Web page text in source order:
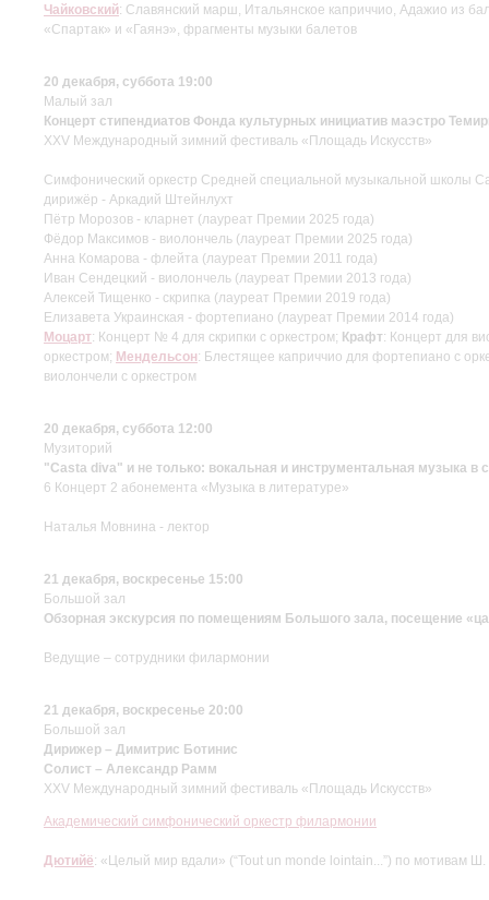
Чайковский: Славянский марш, Итальянское каприччио, Адажио из
«Спартак» и «Гаянэ», фрагменты музыки балетов
20 декабря, суббота 19:00
Малый зал
Концерт стипендиатов Фонда культурных инициатив маэстро
XXV Международный зимний фестиваль «Площадь Искусств»
Симфонический оркестр Средней специальной музыкальной школы
дирижёр - Аркадий Штейнлухт
Пётр Морозов - кларнет (лауреат Премии 2025 года)
Фёдор Максимов - виолончель (лауреат Премии 2025 года)
Анна Комарова - флейта (лауреат Премии 2011 года)
Иван Сендецкий - виолончель (лауреат Премии 2013 года)
Алексей Тищенко - скрипка (лауреат Премии 2019 года)
Елизавета Украинская - фортепиано (лауреат Премии 2014 года)
Моцарт: Концерт № 4 для скрипки с оркестром; Крафт: Концерт для
оркестром; Мендельсон: Блестящее каприччио для фортепиано с
виолончели с оркестром
20 декабря, суббота 12:00
Музиторий
"Casta diva" и не только: вокальная и инструментальная музыка в
6 Концерт 2 абонемента «Музыка в литературе»
Наталья Мовнина - лектор
21 декабря, воскресенье 15:00
Большой зал
Обзорная экскурсия по помещениям Большого зала, посещение
Ведущие – сотрудники филармонии
21 декабря, воскресенье 20:00
Большой зал
Дирижер – Димитрис Ботинис
Солист – Александр Рамм
XXV Международный зимний фестиваль «Площадь Искусств»
Академический симфонический оркестр филармонии
Дютийё: «Целый мир вдали» (“Tout un monde lointain...”) по мотивам